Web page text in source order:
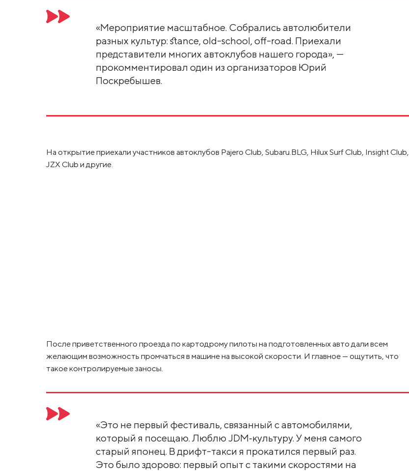
«Мероприятие масштабное. Собрались автолюбители
разных культур: stance, old-school, off-road. Приехали
представители многих автоклубов нашего города», —
прокомментировал один из организаторов Юрий
Поскребышев.
На открытие приехали участников автоклубов Pajero Club, Subaru.BLG, Hilux Surf Club, Insight Club,
JZX Club и другие.
После приветственного проезда по картодрому пилоты на подготовленных авто дали всем
желающим возможность промчаться в машине на высокой скорости. И главное — ощутить, что
такое контролируемые заносы.
«Это не первый фестиваль, связанный с автомобилями,
который я посещаю. Люблю JDM‑культуру. У меня самого
старый японец. В дрифт-такси я прокатился первый раз.
Это было здорово: первый опыт с такими скоростями на